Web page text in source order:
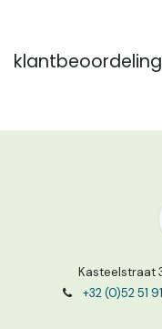
Kasteelstraat
+32 (0)52 51